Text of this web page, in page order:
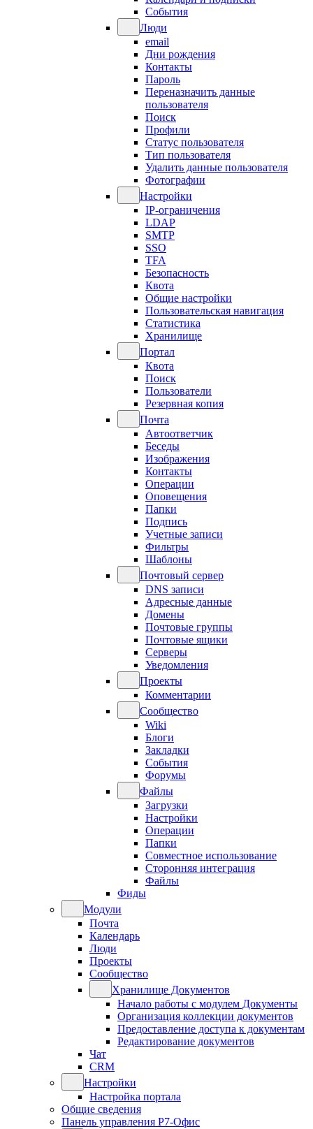
События
Люди
email
Дни рождения
Контакты
Пароль
Переназначить данные
пользователя
Поиск
Профили
Статус пользователя
Тип пользователя
Удалить данные пользователя
Фотографии
Настройки
IP-ограничения
LDAP
SMTP
SSO
TFA
Безопасность
Квота
Общие настройки
Пользовательская навигация
Статистика
Хранилище
Портал
Квота
Поиск
Пользователи
Резервная копия
Почта
Автоответчик
Беседы
Изображения
Контакты
Операции
Оповещения
Папки
Подпись
Учетные записи
Фильтры
Шаблоны
Почтовый сервер
DNS записи
Адресные данные
Домены
Почтовые группы
Почтовые ящики
Серверы
Уведомления
Проекты
Комментарии
Сообщество
Wiki
Блоги
Закладки
События
Форумы
Файлы
Загрузки
Настройки
Операции
Папки
Совместное использование
Сторонняя интеграция
Файлы
Фиды
Модули
Почта
Календарь
Люди
Проекты
Сообщество
Хранилище Документов
Начало работы с модулем Документы
Организация коллекции документов
Предоставление доступа к документам
Редактирование документов
Чат
CRM
Настройки
Настройка портала
Общие сведения
Панель управления Р7-Офис